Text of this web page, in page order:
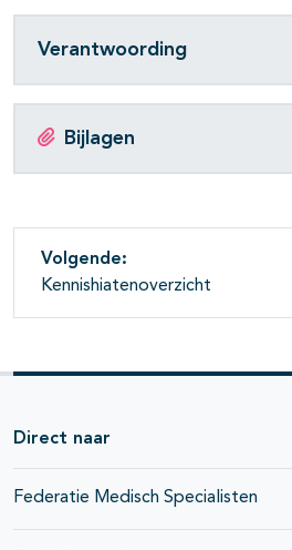
Verantwoording
Bijlagen
Volgende:
Kennishiatenoverzicht
Direct naar
Federatie Medisch Specialisten